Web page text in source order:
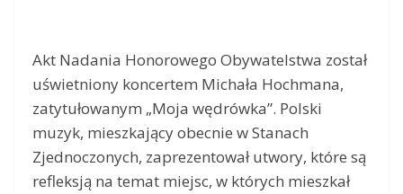
Akt Nadania Honorowego Obywatelstwa został
uświetniony koncertem Michała Hochmana,
zatytułowanym „Moja wędrówka”. Polski
muzyk, mieszkający obecnie w Stanach
Zjednoczonych, zaprezentował utwory, które są
refleksją na temat miejsc, w których mieszkał